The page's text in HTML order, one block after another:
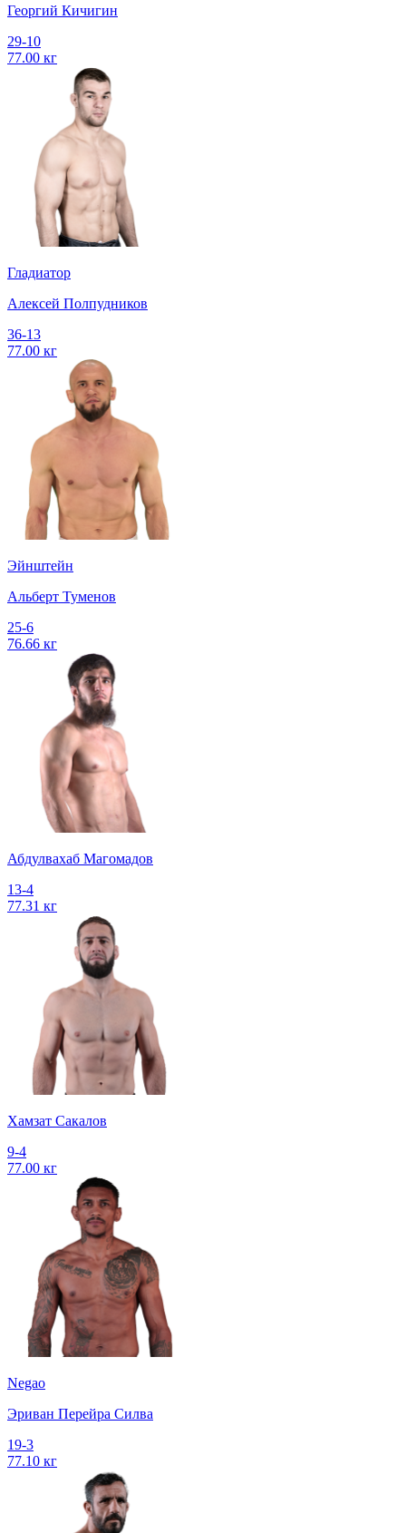
Георгий Кичигин
29-10
77.00 кг
Гладиатор
Алексей Полпудников
36-13
77.00 кг
Эйнштейн
Альберт Туменов
25-6
76.66 кг
Абдулвахаб Магомадов
13-4
77.31 кг
Хамзат Сакалов
9-4
77.00 кг
Negao
Эриван Перейра Силва
19-3
77.10 кг